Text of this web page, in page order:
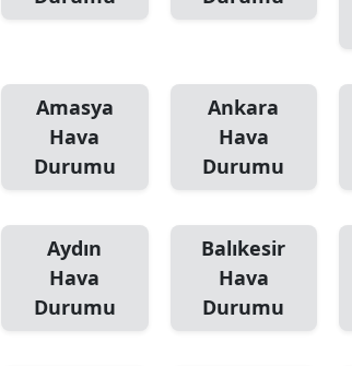
Amasya
Hava
Durumu
Ankara
Hava
Durumu
Aydın
Hava
Durumu
Balıkesir
Hava
Durumu